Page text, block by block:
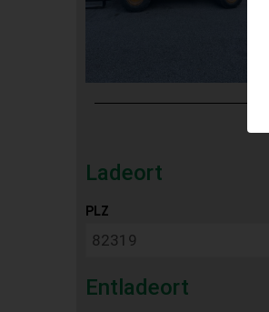
Ladeort
PLZ
Entladeort